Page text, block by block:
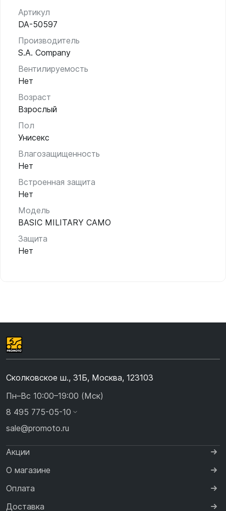
Артикул
DA-50597
Производитель
S.A. Company
Вентилируемость
Нет
Возраст
Взрослый
Пол
Унисекс
Влагозащищенность
Нет
Встроенная защита
Нет
Модель
BASIC MILITARY CAMO
Защита
Нет
Сколковское ш., 31Б, Москва, 123103
Пн–Вс 10:00–19:00 (Мск)
8 495 775-05-10
sale@promoto.ru
Акции
О магазине
Оплата
Доставка